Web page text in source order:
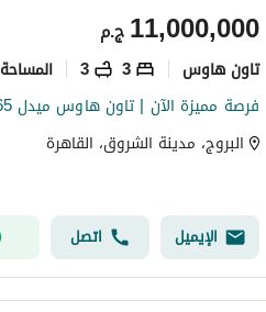
ج.م11,000,000
تاون هاوس 3
3 المساحة
البروج، مدينة الشروق، القاهرة
الإيميل اتصل